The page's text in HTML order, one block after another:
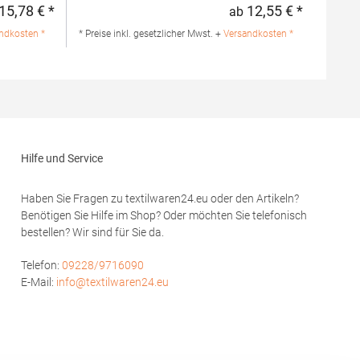
Regulärer Preis:
15,78 € *
*
Herausreißbares LabelPfegehinweis: 40 °C
waschbarBügeln erlaubtGrammatur: 210
Regulärer
ab 12,55 € *
* Preise inkl. gesetzlicher Mwst. + Versandkosten *
Hilfe und Service
Haben Sie Fragen zu textilwaren24.eu oder den Artikeln?
Benötigen Sie Hilfe im Shop? Oder möchten Sie telefonisch
bestellen? Wir sind für Sie da.
Telefon: 09228/9716090
E-Mail: info@textilwaren24.eu